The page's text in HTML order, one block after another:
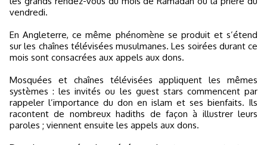
vendredi.
En Angleterre, ce même phénomène se produit et s’étend
sur les chaînes télévisées musulmanes. Les soirées durant ce
mois sont consacrées aux appels aux dons.
Mosquées et chaînes télévisées appliquent les mêmes
systèmes : les invités ou les guest stars commencent par
rappeler l’importance du don en islam et ses bienfaits. Ils
racontent de nombreux hadiths de façon à illustrer leurs
paroles ; viennent ensuite les appels aux dons.